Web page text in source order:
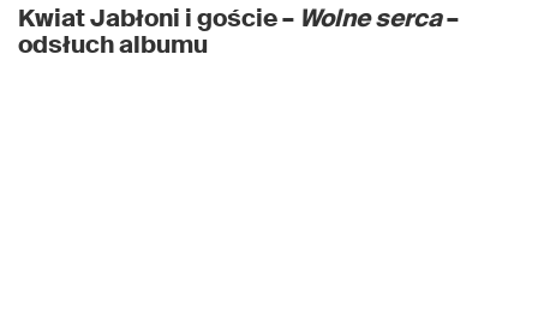
Kwiat Jabłoni i goście – Wolne serca–
odsłuch albumu